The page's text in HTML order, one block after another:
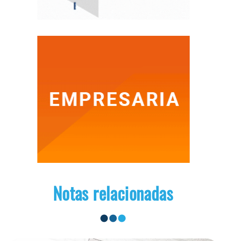
Notas relacionadas